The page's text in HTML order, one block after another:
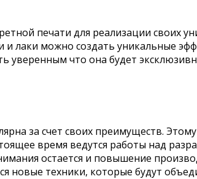
печати для реализации своих
лаки можно создать уникальные
уверенным что она будет
за счет своих преимуществ.
время ведутся работы над
остается и повышение
новые техники, которые будут